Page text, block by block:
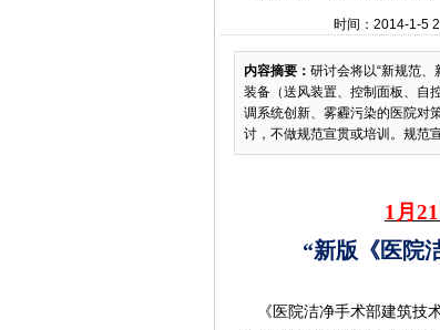
时间：2014-1-5
内容摘要： 研讨会将以“新规范
装备（送风装置、控制面板、自
调系统创新、雾霾污染的医院对
讨，不做规范宣贯或培训。规范
1 月 21
“新版《医院
《医院洁净手术部建筑技